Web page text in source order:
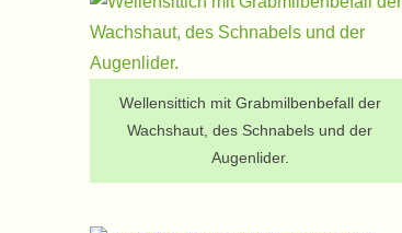
Wellensittich mit Grabmilbenbefall der
Wachshaut, des Schnabels und der
Augenlider.